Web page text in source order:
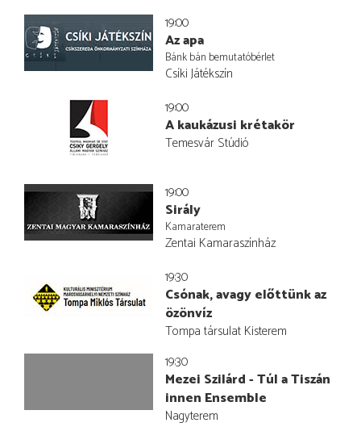
19:00
Az apa
Bánk bán bemutatóbérlet
Csíki Játékszín
19:00
A kaukázusi krétakör
Temesvár Stúdió
19:00
Sirály
Kamaraterem
Zentai Kamaraszínház
19:30
Csónak, avagy előttünk az
özönvíz
Tompa társulat Kisterem
19:30
Mezei Szilárd - Túl a Tiszán
innen Ensemble
Nagyterem